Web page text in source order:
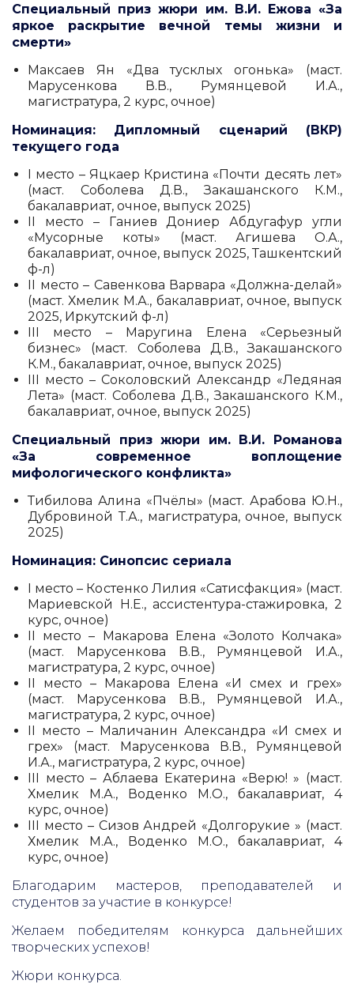
Специальный приз жюри им. В.И. Ежова «За
яркое раскрытие вечной темы жизни и
смерти»
Максаев Ян «Два тусклых огонька» (маст.
Марусенкова В.В., Румянцевой И.А.,
магистратура, 2 курс, очное)
Номинация: Дипломный сценарий (ВКР)
текущего года
I место – Яцкаер Кристина «Почти десять лет»
(маст. Соболева Д.В., Закашанского К.М.,
бакалавриат, очное, выпуск 2025)
II место – Ганиев Дониер Абдугафур угли
«Мусорные коты» (маст. Агишева О.А.,
бакалавриат, очное, выпуск 2025, Ташкентский
ф-л)
II место – Савенкова Варвара «Должна-делай»
(маст. Хмелик М.А., бакалавриат, очное, выпуск
2025, Иркутский ф-л)
III место – Маругина Елена «Серьезный
бизнес» (маст. Соболева Д.В., Закашанского
К.М., бакалавриат, очное, выпуск 2025)
III место – Соколовский Александр «Ледяная
Лета» (маст. Соболева Д.В., Закашанского К.М.,
бакалавриат, очное, выпуск 2025)
Специальный приз жюри им. В.И. Романова
«За современное воплощение
мифологического конфликта»
Тибилова Алина «Пчёлы» (маст. Арабова Ю.Н.,
Дубровиной Т.А., магистратура, очное, выпуск
2025)
Номинация: Синопсис сериала
I место – Костенко Лилия «Сатисфакция» (маст.
Мариевской Н.Е., ассистентура-стажировка, 2
курс, очное)
II место – Макарова Елена «Золото Колчака»
(маст. Марусенкова В.В., Румянцевой И.А.,
магистратура, 2 курс, очное)
II место – Макарова Елена «И смех и грех»
(маст. Марусенкова В.В., Румянцевой И.А.,
магистратура, 2 курс, очное)
II место – Маличанин Александра «И смех и
грех» (маст. Марусенкова В.В., Румянцевой
И.А., магистратура, 2 курс, очное)
III место – Аблаева Екатерина «Верю! » (маст.
Хмелик М.А., Воденко М.О., бакалавриат, 4
курс, очное)
III место – Сизов Андрей «Долгорукие » (маст.
Хмелик М.А., Воденко М.О., бакалавриат, 4
курс, очное)
Благодарим мастеров, преподавателей и
студентов за участие в конкурсе!
Желаем победителям конкурса дальнейших
творческих успехов!
Жюри конкурса.